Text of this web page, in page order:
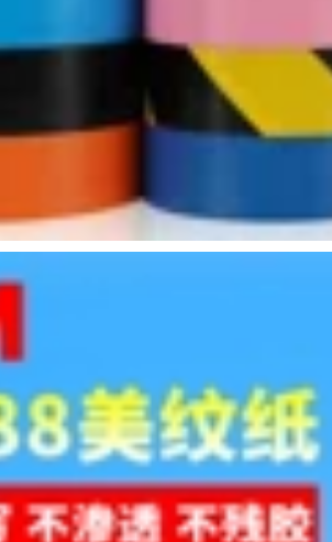
dính liền mạch xé
băng washi nghệ
thuật sinh viên nghệ
thuật đặc biệt bức
tranh vẽ phác thảo
phun sơn trang trí
trang trí mặt nạ
đường may đẹp
217,000
Băng che 3J có thể
được viết mà không
sơn màu tách băng
giấy Mỹ băng keo
giấy màu
266,000
Băng che Huajiu
không để lại bất kỳ
băng giấy nào còn
lại, học sinh vẽ tay
và học sinh mỹ